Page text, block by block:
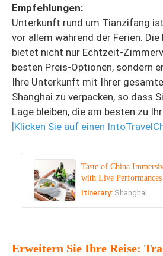
Empfehlungen:
Unterkunft rund um Tianzifang
vor allem während der Ferien.
bietet nicht nur Echtzeit-
besten Preis-Optionen, sondern
Ihre Unterkunft mit Ihrer
Shanghai zu verpacken, so dass
Lage bleiben, die am besten zu
[Klicken Sie auf einen
Taste of China
with Live Performances
Itinerary: Shanghai
Erweitern Sie Ihre Reise: